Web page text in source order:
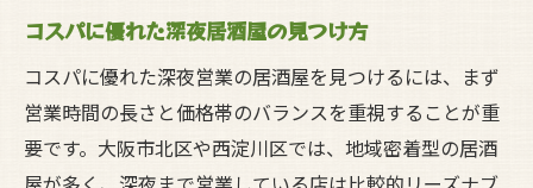
コスパに優れた深夜居酒屋の見つけ方
コスパに優れた深夜営業の居酒屋を見つけるには、まず
営業時間の長さと価格帯のバランスを重視することが重
要です。大阪市北区や西淀川区では、地域密着型の居酒